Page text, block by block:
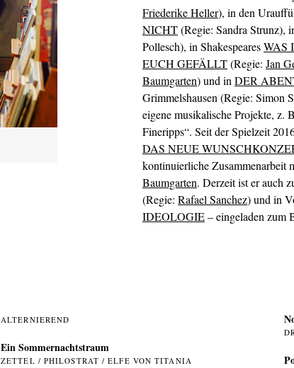
Friederike Heller), in den
NICHT(Regie: Sandra Strunz),
Pollesch), in ShakespearesWAS
EUCH GEFÄLLT(Regie: Jan
Baumgarten) und in DER
Grimmelshausen (Regie: Simon
eigene musikalische Projekte, z.
Fineripps“. Seit der Spielzeit
DAS NEUE
kontinuierliche Zusammenarbeit
Baumgarten. Derzeit ist er auch
(Regie: Rafael Sanchez) und in
IDEOLOGIE– eingeladen zum
ALTERNIEREND
Ein Sommer­nachtstraum
ZETTEL / PHILOSTRAT / ELFE VON TITANIA